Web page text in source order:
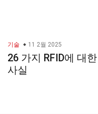
기술 11 2월 2025
26 가지 RFID에 대한
사실